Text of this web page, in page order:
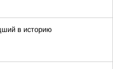
в историю